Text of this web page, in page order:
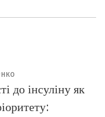
до інсуліну як